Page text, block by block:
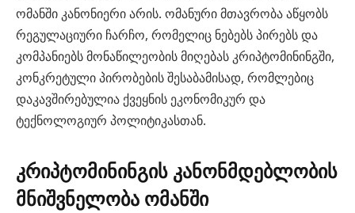
ომანში კანონიერი არის. ომანური მთავრობა აწყობს
რეგულაციური ჩარჩო, რომელიც ნებებს პირებს და
კომპანიებს მონაწილეობის მიღებას კრიპტომინინგში,
კონკრეტული პირობების შესაბამისად, რომლებიც
დაკავშირებულია ქვეყნის ეკონომიკურ და
ტექნოლოგიურ პოლიტიკასთან.
კრიპტომინინგის კანონმდებლობის
მნიშვნელობა ომანში